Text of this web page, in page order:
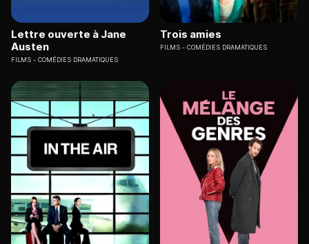
Lettre ouverte à Jane
Austen
FILMS COMÉDIES DRAMATIQUES
Trois amies
FILMS COMÉDIES DRAMATIQUES